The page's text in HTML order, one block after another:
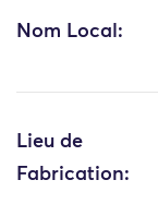
Nom Local:
Lieu de
Fabrication: